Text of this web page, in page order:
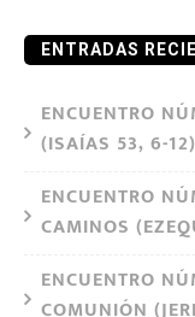
ENTRADAS
ENCUENTRO
(ISAÍAS 53, 6-12)
ENCUENTRO
CAMINOS
ENCUENTRO
COMUNIÓN